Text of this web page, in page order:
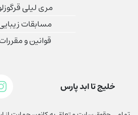
مری لیلی
مسابقات
قوانین و
خلیج تا ابد پارس